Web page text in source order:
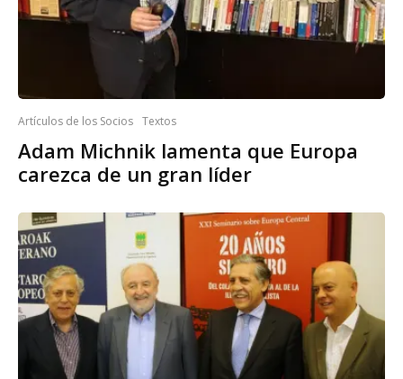
Artículos de los Socios Textos
Adam Michnik lamenta que Europa
carezca de un gran líder